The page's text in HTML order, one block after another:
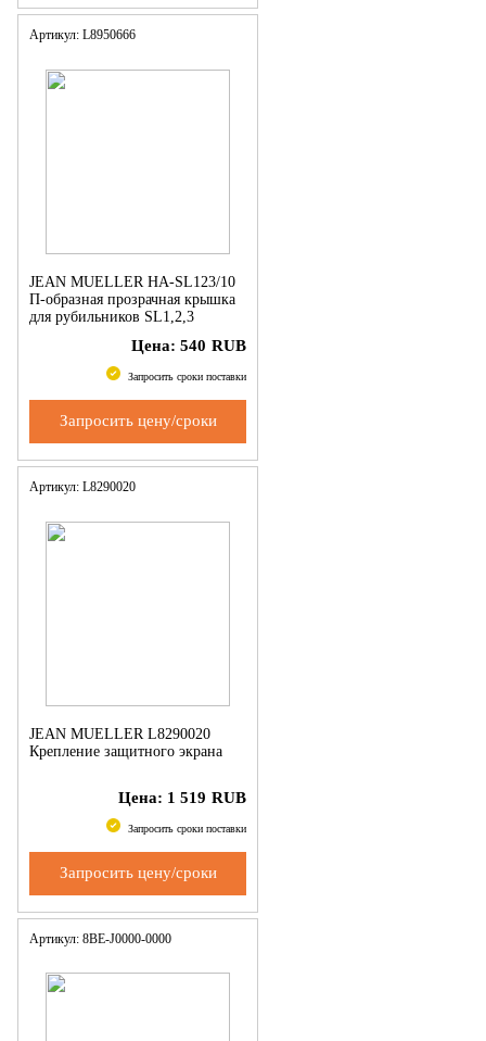
Артикул: L8950666
JEAN MUELLER HA-SL123/10
П-образная прозрачная крышка
для рубильников SL1,2,3
Цена: 540 RUB
Запросить сроки поставки
Запросить цену/сроки
Артикул: L8290020
JEAN MUELLER L8290020
Крепление защитного экрана
Цена: 1 519 RUB
Запросить сроки поставки
Запросить цену/сроки
Артикул: 8BE-J0000-0000